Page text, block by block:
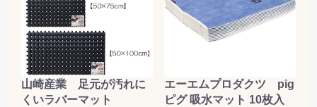
山崎産業 足元が汚れに
くいラバーマット
エーエムプロダクツ pig
ピグ 吸水マット 10枚入